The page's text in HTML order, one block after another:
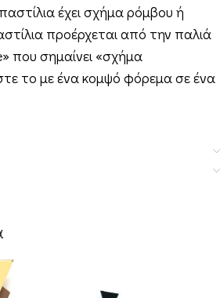
έχει σχήμα ρόμβου ή
προέρχεται από την παλιά
που σημαίνει «σχήμα
το με ένα κομψό φόρεμα σε ένα